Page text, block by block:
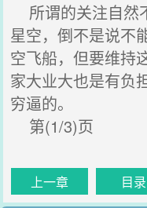
所谓的关注自然
星空，倒不是说不
空飞船，但要维持
家大业大也是有负
穷逼的。
第(1/3)页
上一章 目录